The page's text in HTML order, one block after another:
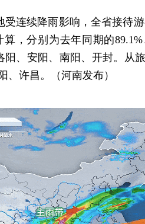
连续降雨影响，全省接待
算，分别为去年同期的
阳、安阳、南阳、开封。从
、许昌。（河南发布）